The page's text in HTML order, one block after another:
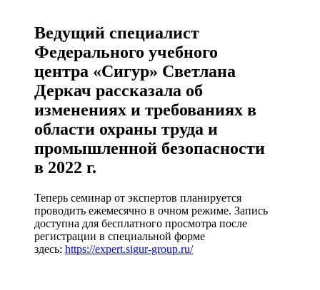
Ведущий специалист
Федерального учебного
центра «Сигур» Светлана
Деркач рассказала об
изменениях и требованиях в
области охраны труда и
промышленной безопасности
в 2022 г.
Теперь семинар от экспертов планируется
проводить ежемесячно в очном режиме. Запись
доступна для бесплатного просмотра после
регистрации в специальной форме
здесь: https://expert.sigur-group.ru/